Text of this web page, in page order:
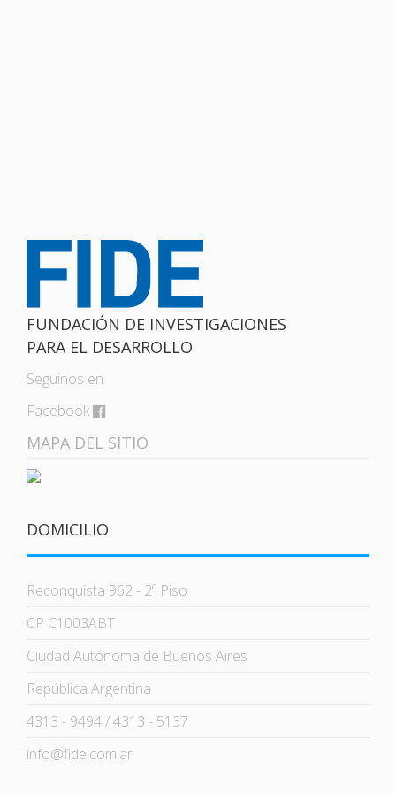
FUNDACIÓN DE INVESTIGACIONES
PARA EL DESARROLLO
Seguinos en
Facebook
MAPA DEL SITIO
DOMICILIO
Reconquista 962 - 2º Piso
CP C1003ABT
Ciudad Autónoma de Buenos Aires
República Argentina
4313 - 9494 / 4313 - 5137
info@fide.com.ar